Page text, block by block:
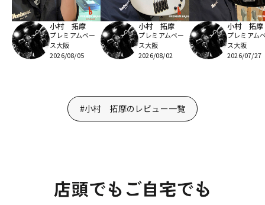
小村 拓摩
プレミアムベー
ス大阪
2026/08/05
小村 拓摩
プレミアムベー
ス大阪
2026/08/02
小村 拓摩
プレミアム
ス大阪
2026/07/27
#小村 拓摩のレビュー一覧